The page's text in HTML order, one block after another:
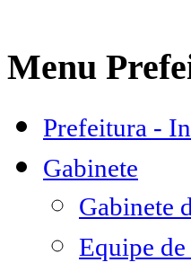
Menu
Prefeitura -
Gabinete
Gabinete
Equipe